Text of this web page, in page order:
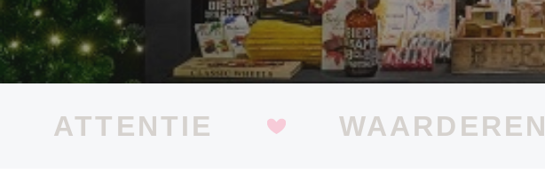
ATTENTIE WAARDEREN